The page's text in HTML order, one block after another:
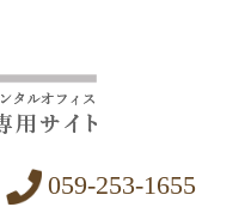
059-253-1655